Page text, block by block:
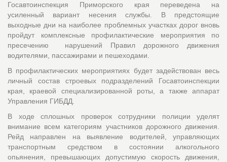
Госавтоинспекция Приморского края переведена на
усиленный вариант несения службы. В предстоящие
выходные дни на наиболее проблемных участках дорог вновь
пройдут комплексные профилактические мероприятия по
пресечению нарушений Правил дорожного движения
водителями, пассажирами и пешеходами.
В профилактических мероприятиях будет задействован весь
личный состав строевых подразделений Госавтоинспекции
края, краевой специализированной роты, а также аппарат
Управления ГИБДД.
В ходе сплошных проверок сотрудники полиции уделят
внимание всем категориям участников дорожного движения.
Рейд направлен на выявление водителей, управляющих
транспортным средством в состоянии алкогольного
опьянения, превышающих допустимую скорость движения,